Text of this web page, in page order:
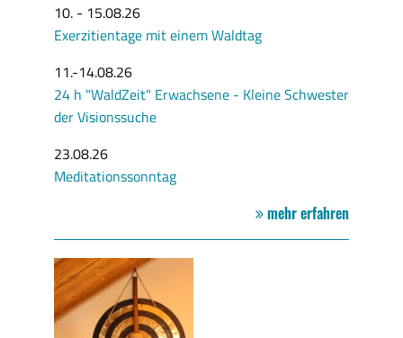
10. - 15.08.26
Exerzitientage mit einem Waldtag
11.-14.08.26
24 h "WaldZeit" Erwachsene - Kleine Schwester
der Visionssuche
23.08.26
Meditationssonntag
mehr erfahren